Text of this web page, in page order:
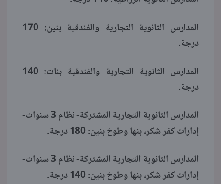
المدارس الثانوية التجارية والفندقية بنين: 170
درجة.
المدارس الثانوية التجارية والفندقية بنات: 140
درجة.
المدارس الثانوية التجارية المشتركة- نظام 3 سنوات-
إدارات كفر شكر، بنها وطوخ بنين: 180 درجة.
المدارس الثانوية التجارية المشتركة- نظام 3 سنوات-
إدارات كفر شكر، بنها وطوخ بنين: 140 درجة.